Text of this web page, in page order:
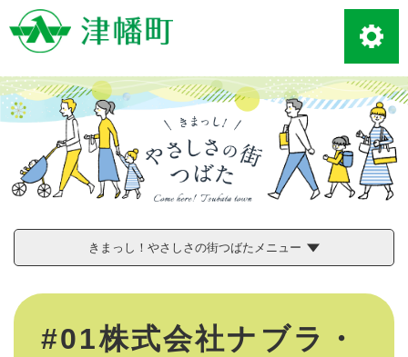
ー
先
頭
で
きまっし！やさしさの街つばたメニュー
本
#01株式会社ナブラ・